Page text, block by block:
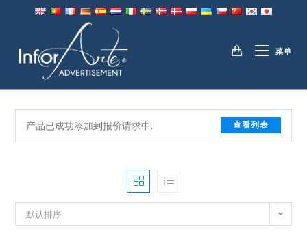
菜单
所有产品
产品已成功添加到报价请求中. 查看列表
默认排序